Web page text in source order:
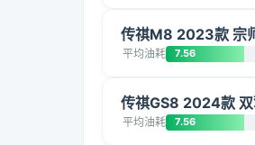
传祺M8 2023款 宗
平均油耗 7.56
传祺GS8 2024款
平均油耗 7.56